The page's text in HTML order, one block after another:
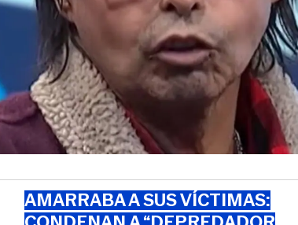
AMARRABA A SUS VÍCTIMAS: